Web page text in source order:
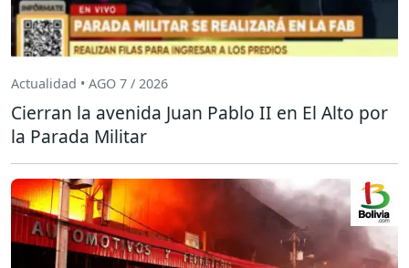
Actualidad • AGO 7 / 2026
Cierran la avenida Juan Pablo II en El Alto por
la Parada Militar